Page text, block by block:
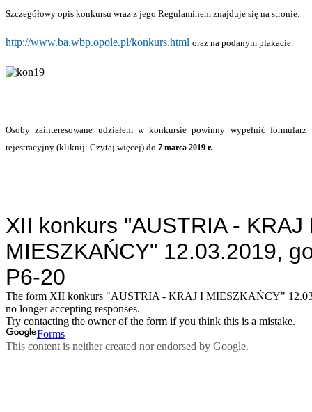
Szczegółowy opis konkursu wraz z jego Regulaminem znajduje się na stronie:
http://www.ba.wbp.opole.pl/konkurs.html oraz na podanym plakacie.
Osoby zainteresowane udziałem w konkursie powinny wypełnić formularz
rejestracyjny (kliknij: Czytaj więcej) do 7 marca 2019 r.